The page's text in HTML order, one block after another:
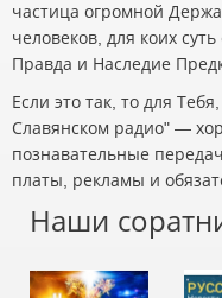
частица огромной
человеков, для коих
Правда и Наследие
Если это так, то для
Славянском радио" —
познавательные
платы, рекламы и
Наши